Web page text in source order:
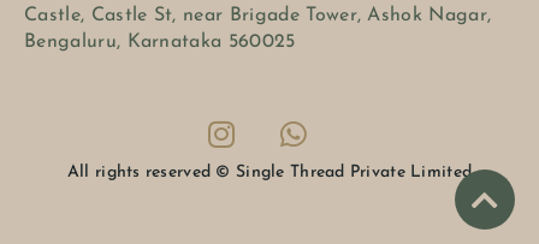
Castle, Castle St, near Brigade Tower, Ashok Nagar,
Bengaluru, Karnataka 560025
All rights reserved © Single Thread Private Limited